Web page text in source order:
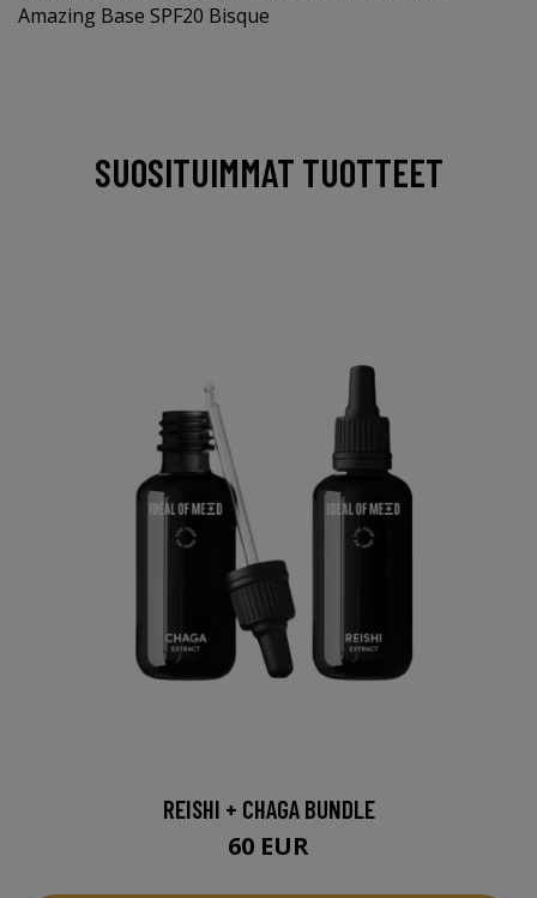
Amazing Base SPF20 Bisque
SUOSITUIMMAT TUOTTEET
REISHI + CHAGA BUNDLE
60 EUR